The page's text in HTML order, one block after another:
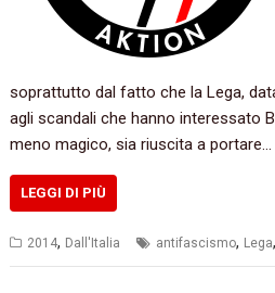
soprattutto dal fatto che la Lega,
agli scandali che hanno interessato
meno magico, sia riuscita a portare…
LEGGI DI PIÙ
2014, Dall'Italia antifascismo, Lega,